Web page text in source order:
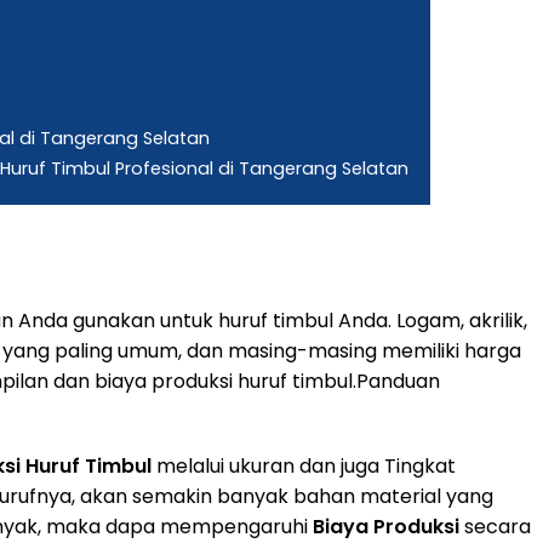
di Tangerang Selatan
Timbul Profesional di Tangerang Selatan
gunakan untuk huruf timbul Anda. Logam, akrilik,
paling umum, dan masing-masing memiliki harga
dan biaya produksi huruf timbul.Panduan
Huruf Timbul melalui ukuran dan juga Tingkat
akan semakin banyak bahan material yang
maka dapa mempengaruhi Biaya Produksisecara